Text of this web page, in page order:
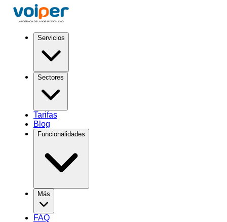
Servicios
Sectores
Tarifas
Blog
Funcionalidades
Más
FAQ